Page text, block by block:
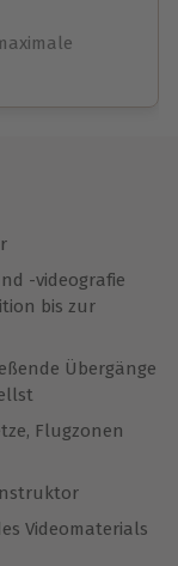
-videografie
bis zur
Übergänge
Flugzonen
Videomaterials